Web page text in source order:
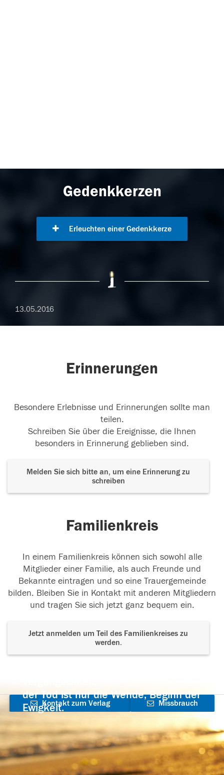
Gedenkkerzen
Erleuchten einer Gedenkkerze
13.05.2016
Erinnerungen
Besondere Erlebnisse und Erinnerungen sollte man
teilen.
Schreiben Sie über die Ereignisse, die Ihnen
besonders in Erinnerung geblieben sind.
Melden Sie sich bitte an, um eine Erinnerung zu
schreiben
Familienkreis
In einem Familienkreis können sich sowohl alle
Mitglieder einer Familie, als auch Freunde und
Bekannte eintragen und so eine Trauergemeinde
bilden. Bleiben Sie in Kontakt mit anderen Mitgliedern
und tragen Sie sich jetzt ganz bequem ein.
Jetzt anmelden um Teil des Familienkreises zu
werden.
der Tod ist nur die Wende, Beginn der
Ewigkeit.
Kontakt zum Verlag
aufnehmen
Missbrauch